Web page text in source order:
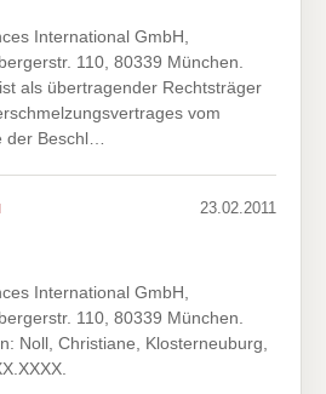
International GmbH,
110, 80339 München.
als übertragender Rechtsträger
vom
der Beschl…
23.02.2011
International GmbH,
110, 80339 München.
Noll, Christiane, Klosterneuburg,